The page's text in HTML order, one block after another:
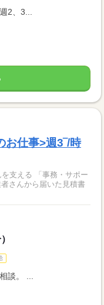
2、3...
お仕事>週3‾/時
支える 「事務・サポー
談。 ...